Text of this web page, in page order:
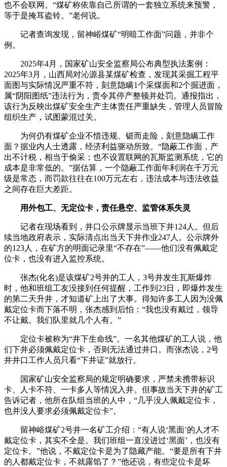
也不会联网。“煤矿称依靠自己所谓的一套独立系统来预警，
等于是掩耳盗铃。”老何说。
记者查询发现，留神峪煤矿“明暗工作面”问题，并非个
例。
2025年4月，国家矿山安全监察局公布典型执法案例：
2025年3月，山西局对沁源县某煤矿检查，发现其采掘工程平
面图与实际情况严重不符，刻意隐瞒1个采煤面和2个掘进面，
属“阴阳图纸”违法行为，责令其停产整顿并处罚。通报指出，
该行为反映出煤矿安全生产主体责任严重缺失，管理人员冒险
组织生产，试图蒙混过关。
为何仍有煤矿企业不惜违规、铤而走险，刻意隐瞒工作
面？据业内人士透露，经济利益驱动所致。“隐蔽工作面，产
出不计税，相当于偷采；也不设置联网的瓦斯监测系统，它的
成本是非常低的。”据估算，一个隐蔽工作面年利润在千万元
级是常态，而罚款往往在100万元左右，违法成本与违法收益
之间存在巨大差距。
用外包工、无定位卡，责任悬空、监管体系失灵
记者在现场看到，井口公示牌显示当班下井124人。但后
续当地政府表示，实际清点出当天下井作业247人。公示牌外
的123人，在矿方的明面记录里“不存在”——他们没有佩戴定
位卡，也没有进入监控系统。
张杰(化名)是该煤矿2号井的工人，3号井发生瓦斯爆炸
时，他和班组工友没接到任何提醒，工作到23日，即爆炸发生
的第二天升井，才知道矿上出了大事。得知许多工人因为没佩
戴定位卡而下落不明，张杰感到后怕：“我也没有戴过，领导
不让戴。我们队里就几个人有。”
定位卡被称为“井下生命线”。一名其他煤矿的工人说，他
们下井必须佩戴定位卡，否则无法通过井口。而张杰说，2号
井井口工作人员只看“下井证”就放行。
国家矿山安全监察局的规定明确要求，严禁未携带标识
卡、人卡不符、一卡多人等情况入井。但事故当天下井的矿工
告诉记者，他所在队组当班的人中，“几乎没人佩戴定位卡，
也并没人要求必须佩戴定位卡”。
留神峪煤矿2号井一名矿工介绍：“有人说‘黑面’的人才不
戴定位卡，其实不全是。我们班组一直没进过‘黑面’，也没有
定位卡。”他说，不戴定位卡是为了隐藏产能。“要是所有下井
的人都戴定位卡，不就露馅了？”他还说，有些定位卡是坏